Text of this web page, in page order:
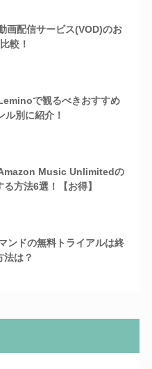
画配信サービス(VOD)のお
較！
で観るべきおすすめ
ル別に紹介！
Amazon Music Unlimitedの
方法6選！【お得】
ンドの無料トライアルは終
法は？